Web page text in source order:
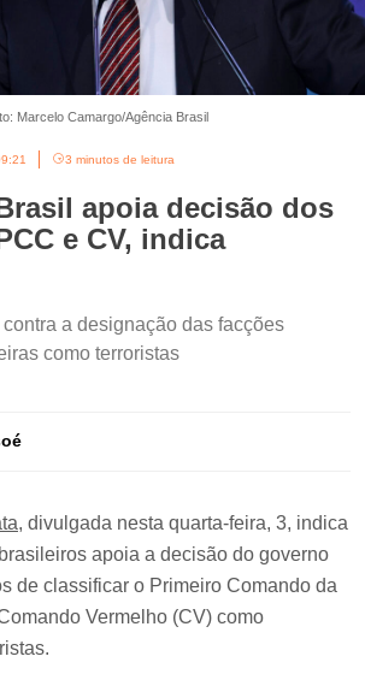
Marcelo Camargo/Agência Brasil
3 minutos de leitura
apoia decisão dos
e CV, indica
a designação das facções
como terroristas
, divulgada nesta quarta-feira, 3, indica
apoia a decisão do governo
de classificar o Primeiro Comando da
Vermelho (CV) como